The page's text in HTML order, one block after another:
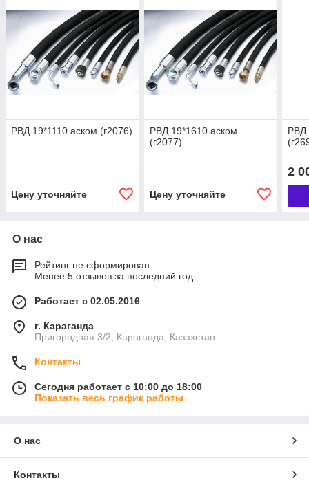
РВД 19*1110 аском (г2076)
Цену уточняйте
РВД 19*1610 аском
(г2077)
Цену уточняйте
РВД
2
О нас
Рейтинг не сформирован
Менее 5 отзывов за последний год
Работает с 02.05.2016
г. Караганда
Пригородная 3/2, Караганда, Казахстан
Контакты
Сегодня работает с 10:00 до 18:00
Показать весь график работы
О нас
Контакты